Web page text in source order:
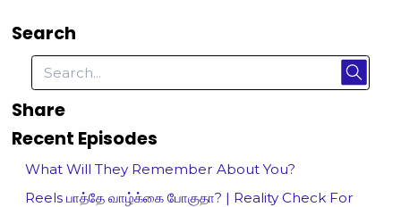
Search
Share
Recent Episodes
What Will They Remember About You?
Reels பாத்தே வாழ்க்கை போகுதா? | Reality Check For